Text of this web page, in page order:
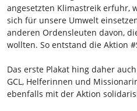
angesetzten Klimastreik erfuhr,
sich für unsere Umwelt
anderen Ordensleuten davon,
wollten. So entstand die Aktion
Das erste Plakat hing daher
GCL, Helferinnen und
ebenfalls mit der Aktion